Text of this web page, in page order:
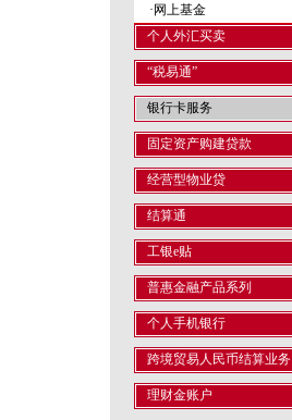
·网上基金
个人外汇买卖
“税易通”
银行卡服务
固定资产购建贷款
经营型物业贷
结算通
工银e贴
普惠金融产品系列
个人手机银行
跨境贸易人民币结算业务
理财金账户